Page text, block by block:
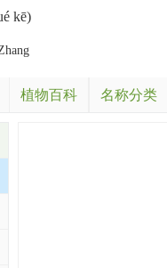
kē)
植物百科 名称分类